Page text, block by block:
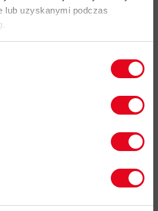
lub uzyskanymi podczas
pomocy karabinka
się pod rękawem kurtki
z ekranami dotykowymi -
kciuku i palcu wskazującym
bluesign, polygiene, C0 DWR
prywatności.